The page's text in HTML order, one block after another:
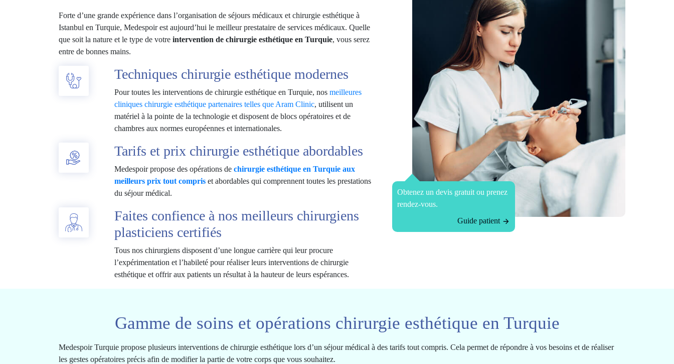
Forte d’une grande expérience dans l’organisation de séjours médicaux et chirurgie esthétique à
Istanbul en Turquie, Medespoir est aujourd’hui le meilleur prestataire de services médicaux. Quelle
que soit la nature et le type de votre intervention de chirurgie esthétique en Turquie, vous serez
entre de bonnes mains.
Techniques chirurgie esthétique modernes
Pour toutes les interventions de chirurgie esthétique en Turquie, nos meilleures
cliniques chirurgie esthétique partenaires telles que Aram Clinic, utilisent un
matériel à la pointe de la technologie et disposent de blocs opératoires et de
chambres aux normes européennes et internationales.
Tarifs et prix chirurgie esthétique abordables
Medespoir propose des opérations de chirurgie esthétique en Turquie aux
meilleurs prix tout compriset abordables qui comprennent toutes les prestations
du séjour médical.
Faites confience à nos meilleurs chirurgiens
plasticiens certifiés
Tous nos chirurgiens disposent d’une longue carrière qui leur procure
l’expérimentation et l’habileté pour réaliser leurs interventions de chirurgie
esthétique et offrir aux patients un résultat à la hauteur de leurs espérances.
Obtenez un devis gratuit ou prenez
rendez-vous.
Guide patient
Gamme de soins et opérations chirurgie esthétique en Turquie
Medespoir Turquie propose plusieurs interventions de chirurgie esthétique lors d’un séjour médical à des tarifs tout compris. Cela permet de répondre à vos besoins et de réaliser
les gestes opératoires précis afin de modifier la partie de votre corps que vous souhaitez.